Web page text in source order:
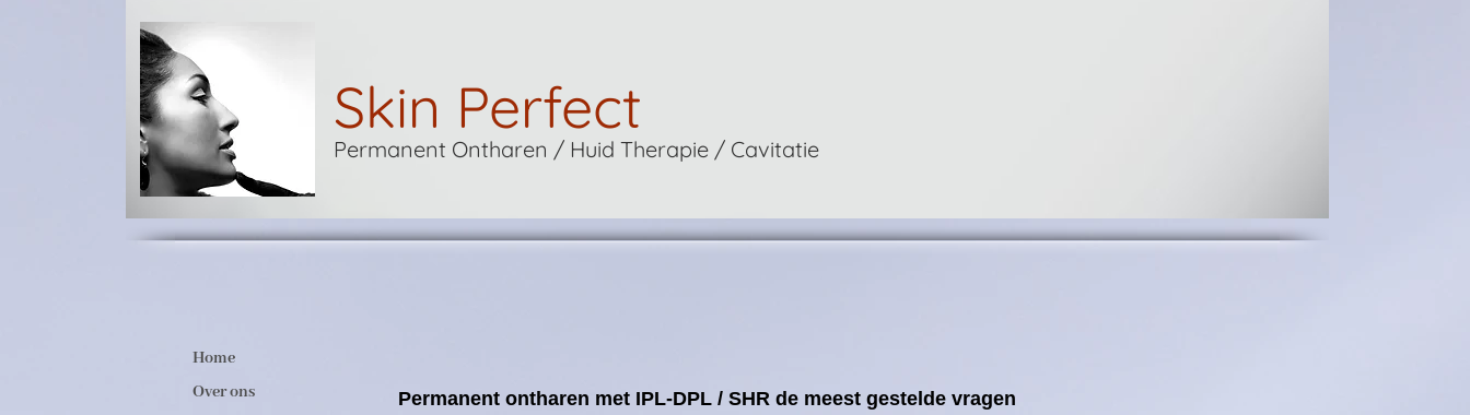
Skin Perfect
Permanent Ontharen / Huid Therapie / Cavitatie
Home
Over ons
Permanent ontharen met IPL-DPL / SHR de meest gestelde vragen